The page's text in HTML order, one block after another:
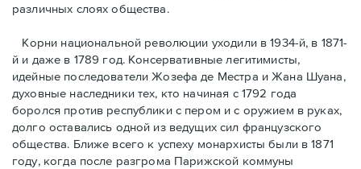
различных слоях общества.
Корни национальной революции уходили в 1934-й, в 1871-
й и даже в 1789 год. Консервативные легитимисты,
идейные последователи Жозефа де Местра и Жана Шуана,
духовные наследники тех, кто начиная с 1792 года
боролся против республики с пером и с оружием в руках,
долго оставались одной из ведущих сил французского
общества. Ближе всего к успеху монархисты были в 1871
году, когда после разгрома Парижской коммуны